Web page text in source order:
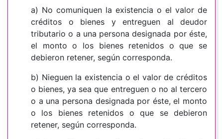
a) No comuniquen la existencia o el valor de
créditos o bienes y entreguen al deudor
tributario o a una persona designada por éste,
el monto o los bienes retenidos o que se
debieron retener, según corresponda.
b) Nieguen la existencia o el valor de créditos
o bienes, ya sea que entreguen o no al tercero
o a una persona designada por éste, el monto
o los bienes retenidos o que se debieron
retener, según corresponda.